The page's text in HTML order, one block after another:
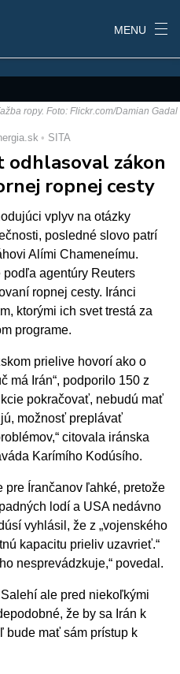
MENU
ropy. Foto: Flickr.com/Damian Gadal
SITA
zákon
ropnej cesty
vplyv na otázky
posledné slovo patrí
Alími Chameneímu.
agentúry Reuters
ropnej cesty. Iránci
ktorými ich svet trestá za
programe.
prielive hovorí ako o
má Irán“, podporilo 150 z
pokračovať, nebudú mať
možnosť preplávať
citovala iránska
Karímího Kodúsího.
pre Írančanov ľahké, pretože
lodí a USA nedávno
vyhlásil, že z „vojenského
kapacitu prieliv uzavrieť.“
nesprevádzkuje,“ povedal.
ale pred niekoľkými
že by sa Irán k
bude mať sám prístup k